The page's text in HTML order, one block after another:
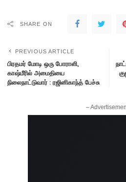
SHARE ON
PREVIOUS ARTICLE
பிரதமர் மோடி ஒரு போராளி,
காஷ்மீரில் அமைதியை
நிலைநாட்டுவார் : ரஜினிகாந்த் பேச்சு
–